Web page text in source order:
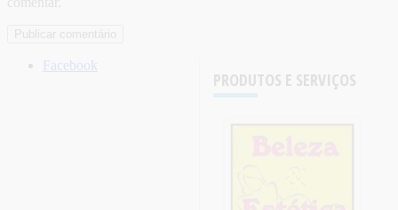
PRODUTOS E SERVIÇOS
Facebook